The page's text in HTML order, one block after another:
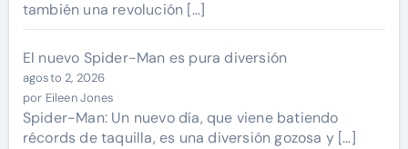
también una revolución […]
El nuevo Spider-Man es pura diversión
agosto 2, 2026
por Eileen Jones
Spider-Man: Un nuevo día, que viene batiendo
récords de taquilla, es una diversión gozosa y […]